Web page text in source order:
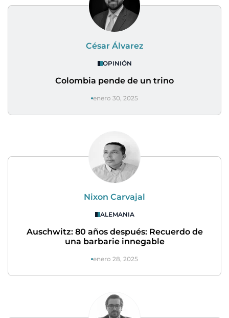
César Álvarez
OPINIÓN
Colombia pende de un trino
enero 30, 2025
Nixon Carvajal
ALEMANIA
Auschwitz: 80 años después: Recuerdo de
una barbarie innegable
enero 28, 2025